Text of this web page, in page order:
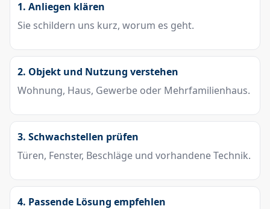
1. Anliegen klären
Sie schildern uns kurz, worum es geht.
2. Objekt und Nutzung verstehen
Wohnung, Haus, Gewerbe oder Mehrfamilienhaus.
3. Schwachstellen prüfen
Türen, Fenster, Beschläge und vorhandene Technik.
4. Passende Lösung empfehlen